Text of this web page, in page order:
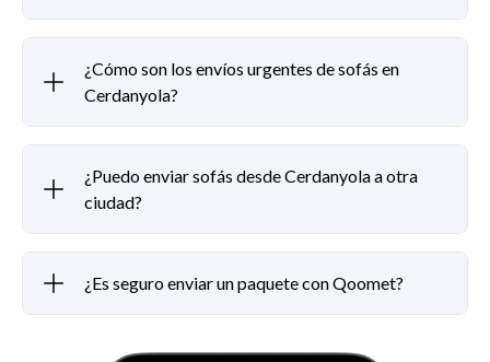
¿Cómo son los envíos urgentes de sofás en
Cerdanyola?
¿Puedo enviar sofás desde Cerdanyola a otra
ciudad?
¿Es seguro enviar un paquete con Qoomet?